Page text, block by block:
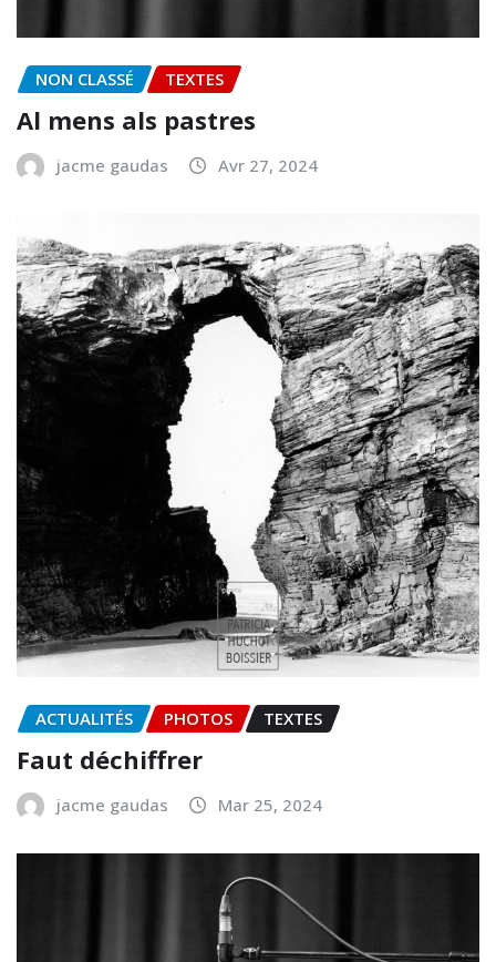
NON CLASSÉ TEXTES
Al mens als pastres
jacme gaudas Avr 27, 2024
ACTUALITÉS PHOTOS TEXTES
Faut déchiffrer
jacme gaudas Mar 25, 2024